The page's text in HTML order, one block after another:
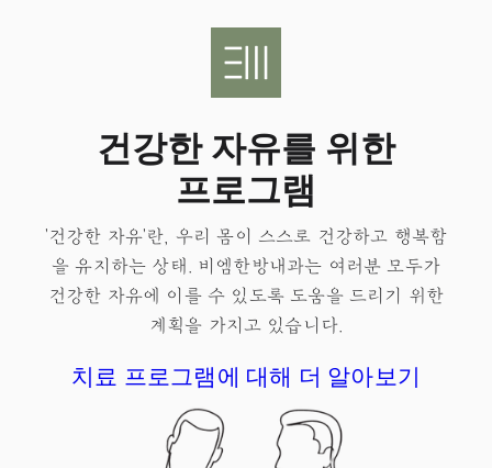
건강한 자유를 위한
프로그램
'건강한 자유'란, 우리 몸이 스스로 건강하고 행복함
을 유지하는 상태.​ 비엠한방내과는 여러분 모두가
건강한 자유에 이를 수 있도록 도움을 드리기 위한
계획을 가지고 있습니다.
치료 프로그램에 대해 더 알아보기